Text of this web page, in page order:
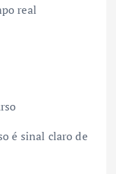
real
é sinal claro de